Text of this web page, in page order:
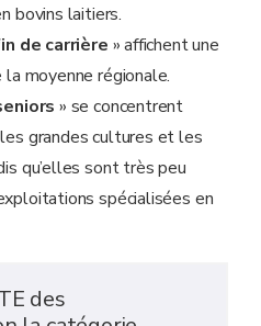
bovins laitiers.
de carrière » affichent une
moyenne régionale.
» se concentrent
grandes cultures et les
qu’elles sont très peu
spécialisées en
des